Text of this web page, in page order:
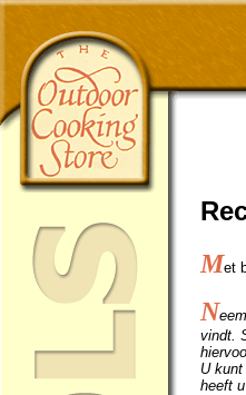
Met
N
vindt.
U
heeft